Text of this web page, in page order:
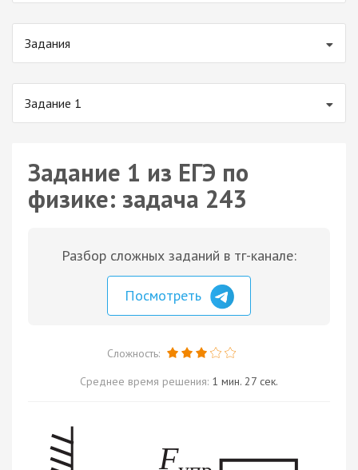
Задания
Задание 1
Задание 1 из ЕГЭ по
физике: задача 243
Разбор сложных заданий в тг-канале:
Посмотреть
Сложность:
Среднее время решения: 1 мин. 27 сек.